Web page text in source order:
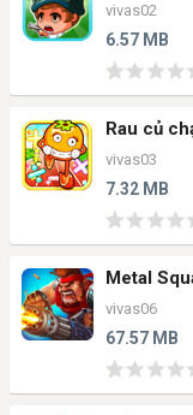
vivas02
6.57 MB
Rau củ
vivas03
7.32 MB
Metal
vivas06
67.57 MB